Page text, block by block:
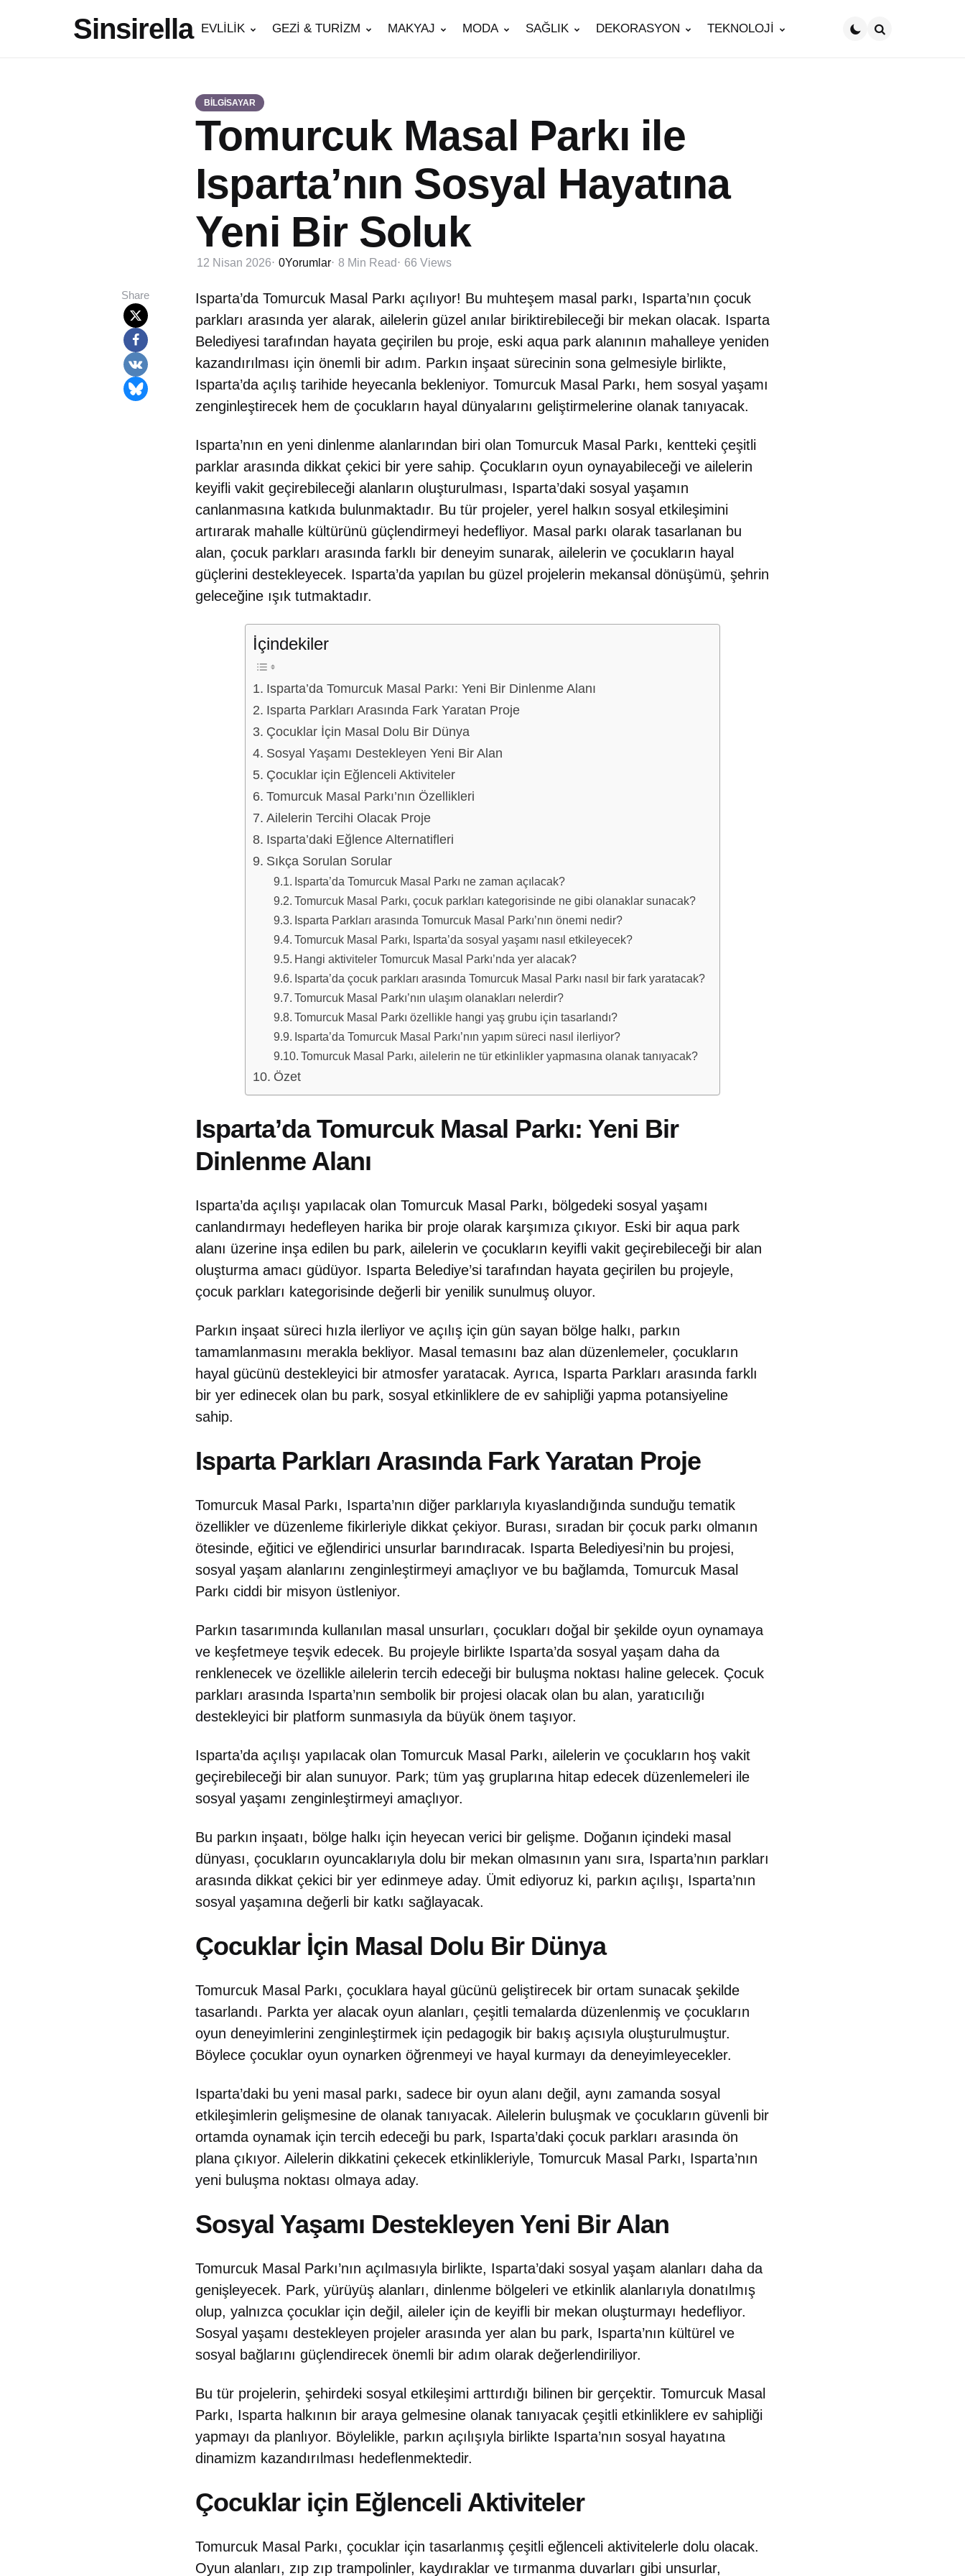
Sinsirella EVLİLİK GEZİ & TURİZM MAKYAJ MODA SAĞLIK DEKORASYON TEKNOLOJİ
BİLGİSAYAR
Tomurcuk Masal Parkı ile
Isparta’nın Sosyal Hayatına
Yeni Bir Soluk
12 Nisan 2026 0Yorumlar 8 Min Read 66 Views
Share
Isparta’da Tomurcuk Masal Parkı açılıyor! Bu muhteşem masal parkı, Isparta’nın çocuk
parkları arasında yer alarak, ailelerin güzel anılar biriktirebileceği bir mekan olacak. Isparta
Belediyesi tarafından hayata geçirilen bu proje, eski aqua park alanının mahalleye yeniden
kazandırılması için önemli bir adım. Parkın inşaat sürecinin sona gelmesiyle birlikte,
Isparta’da açılış tarihide heyecanla bekleniyor. Tomurcuk Masal Parkı, hem sosyal yaşamı
zenginleştirecek hem de çocukların hayal dünyalarını geliştirmelerine olanak tanıyacak.
Isparta’nın en yeni dinlenme alanlarından biri olan Tomurcuk Masal Parkı, kentteki çeşitli
parklar arasında dikkat çekici bir yere sahip. Çocukların oyun oynayabileceği ve ailelerin
keyifli vakit geçirebileceği alanların oluşturulması, Isparta’daki sosyal yaşamın
canlanmasına katkıda bulunmaktadır. Bu tür projeler, yerel halkın sosyal etkileşimini
artırarak mahalle kültürünü güçlendirmeyi hedefliyor. Masal parkı olarak tasarlanan bu
alan, çocuk parkları arasında farklı bir deneyim sunarak, ailelerin ve çocukların hayal
güçlerini destekleyecek. Isparta’da yapılan bu güzel projelerin mekansal dönüşümü, şehrin
geleceğine ışık tutmaktadır.
İçindekiler
Isparta’da Tomurcuk Masal Parkı: Yeni Bir Dinlenme Alanı
Isparta Parkları Arasında Fark Yaratan Proje
Çocuklar İçin Masal Dolu Bir Dünya
Sosyal Yaşamı Destekleyen Yeni Bir Alan
Çocuklar için Eğlenceli Aktiviteler
Tomurcuk Masal Parkı’nın Özellikleri
Ailelerin Tercihi Olacak Proje
Isparta’daki Eğlence Alternatifleri
Sıkça Sorulan Sorular
Isparta’da Tomurcuk Masal Parkı ne zaman açılacak?
Tomurcuk Masal Parkı, çocuk parkları kategorisinde ne gibi olanaklar sunacak?
Isparta Parkları arasında Tomurcuk Masal Parkı’nın önemi nedir?
Tomurcuk Masal Parkı, Isparta’da sosyal yaşamı nasıl etkileyecek?
Hangi aktiviteler Tomurcuk Masal Parkı’nda yer alacak?
Isparta’da çocuk parkları arasında Tomurcuk Masal Parkı nasıl bir fark yaratacak?
Tomurcuk Masal Parkı’nın ulaşım olanakları nelerdir?
Tomurcuk Masal Parkı özellikle hangi yaş grubu için tasarlandı?
Isparta’da Tomurcuk Masal Parkı’nın yapım süreci nasıl ilerliyor?
Tomurcuk Masal Parkı, ailelerin ne tür etkinlikler yapmasına olanak tanıyacak?
Özet
Isparta’da Tomurcuk Masal Parkı: Yeni Bir
Dinlenme Alanı
Isparta’da açılışı yapılacak olan Tomurcuk Masal Parkı, bölgedeki sosyal yaşamı
canlandırmayı hedefleyen harika bir proje olarak karşımıza çıkıyor. Eski bir aqua park
alanı üzerine inşa edilen bu park, ailelerin ve çocukların keyifli vakit geçirebileceği bir alan
oluşturma amacı güdüyor. Isparta Belediye’si tarafından hayata geçirilen bu projeyle,
çocuk parkları kategorisinde değerli bir yenilik sunulmuş oluyor.
Parkın inşaat süreci hızla ilerliyor ve açılış için gün sayan bölge halkı, parkın
tamamlanmasını merakla bekliyor. Masal temasını baz alan düzenlemeler, çocukların
hayal gücünü destekleyici bir atmosfer yaratacak. Ayrıca, Isparta Parkları arasında farklı
bir yer edinecek olan bu park, sosyal etkinliklere de ev sahipliği yapma potansiyeline
sahip.
Isparta Parkları Arasında Fark Yaratan Proje
Tomurcuk Masal Parkı, Isparta’nın diğer parklarıyla kıyaslandığında sunduğu tematik
özellikler ve düzenleme fikirleriyle dikkat çekiyor. Burası, sıradan bir çocuk parkı olmanın
ötesinde, eğitici ve eğlendirici unsurlar barındıracak. Isparta Belediyesi’nin bu projesi,
sosyal yaşam alanlarını zenginleştirmeyi amaçlıyor ve bu bağlamda, Tomurcuk Masal
Parkı ciddi bir misyon üstleniyor.
Parkın tasarımında kullanılan masal unsurları, çocukları doğal bir şekilde oyun oynamaya
ve keşfetmeye teşvik edecek. Bu projeyle birlikte Isparta’da sosyal yaşam daha da
renklenecek ve özellikle ailelerin tercih edeceği bir buluşma noktası haline gelecek. Çocuk
parkları arasında Isparta’nın sembolik bir projesi olacak olan bu alan, yaratıcılığı
destekleyici bir platform sunmasıyla da büyük önem taşıyor.
Isparta’da açılışı yapılacak olan Tomurcuk Masal Parkı, ailelerin ve çocukların hoş vakit
geçirebileceği bir alan sunuyor. Park; tüm yaş gruplarına hitap edecek düzenlemeleri ile
sosyal yaşamı zenginleştirmeyi amaçlıyor.
Bu parkın inşaatı, bölge halkı için heyecan verici bir gelişme. Doğanın içindeki masal
dünyası, çocukların oyuncaklarıyla dolu bir mekan olmasının yanı sıra, Isparta’nın parkları
arasında dikkat çekici bir yer edinmeye aday. Ümit ediyoruz ki, parkın açılışı, Isparta’nın
sosyal yaşamına değerli bir katkı sağlayacak.
Çocuklar İçin Masal Dolu Bir Dünya
Tomurcuk Masal Parkı, çocuklara hayal gücünü geliştirecek bir ortam sunacak şekilde
tasarlandı. Parkta yer alacak oyun alanları, çeşitli temalarda düzenlenmiş ve çocukların
oyun deneyimlerini zenginleştirmek için pedagogik bir bakış açısıyla oluşturulmuştur.
Böylece çocuklar oyun oynarken öğrenmeyi ve hayal kurmayı da deneyimleyecekler.
Isparta’daki bu yeni masal parkı, sadece bir oyun alanı değil, aynı zamanda sosyal
etkileşimlerin gelişmesine de olanak tanıyacak. Ailelerin buluşmak ve çocukların güvenli bir
ortamda oynamak için tercih edeceği bu park, Isparta’daki çocuk parkları arasında ön
plana çıkıyor. Ailelerin dikkatini çekecek etkinlikleriyle, Tomurcuk Masal Parkı, Isparta’nın
yeni buluşma noktası olmaya aday.
Sosyal Yaşamı Destekleyen Yeni Bir Alan
Tomurcuk Masal Parkı’nın açılmasıyla birlikte, Isparta’daki sosyal yaşam alanları daha da
genişleyecek. Park, yürüyüş alanları, dinlenme bölgeleri ve etkinlik alanlarıyla donatılmış
olup, yalnızca çocuklar için değil, aileler için de keyifli bir mekan oluşturmayı hedefliyor.
Sosyal yaşamı destekleyen projeler arasında yer alan bu park, Isparta’nın kültürel ve
sosyal bağlarını güçlendirecek önemli bir adım olarak değerlendiriliyor.
Bu tür projelerin, şehirdeki sosyal etkileşimi arttırdığı bilinen bir gerçektir. Tomurcuk Masal
Parkı, Isparta halkının bir araya gelmesine olanak tanıyacak çeşitli etkinliklere ev sahipliği
yapmayı da planlıyor. Böylelikle, parkın açılışıyla birlikte Isparta’nın sosyal hayatına
dinamizm kazandırılması hedeflenmektedir.
Çocuklar için Eğlenceli Aktiviteler
Tomurcuk Masal Parkı, çocuklar için tasarlanmış çeşitli eğlenceli aktivitelerle dolu olacak.
Oyun alanları, zıp zıp trampolinler, kaydıraklar ve tırmanma duvarları gibi unsurlar,